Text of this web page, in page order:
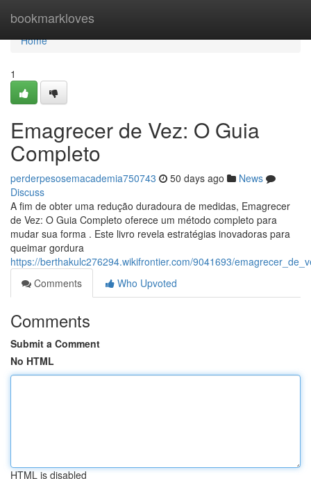
bookmarkloves
Home
Home
1
Emagrecer de Vez: O Guia
Completo
perderpesosemacademia750743 50 days ago
News
Discuss
A fim de obter uma redução duradoura de medidas, Emagrecer
de Vez: O Guia Completo oferece um método completo para
mudar sua forma . Este livro revela estratégias inovadoras para
queimar gordura
https://berthakulc276294.wikifrontier.com/9041693/
Comments
Who Upvoted
Comments
Submit a Comment
No HTML
HTML is disabled